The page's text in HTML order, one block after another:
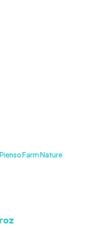
Pienso Farm Nature